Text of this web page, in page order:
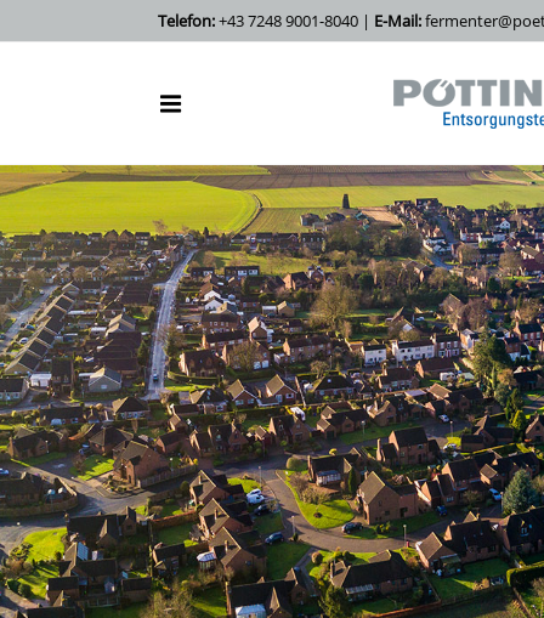
Telefon:+43 7248 9001-8040 | E-Mail: